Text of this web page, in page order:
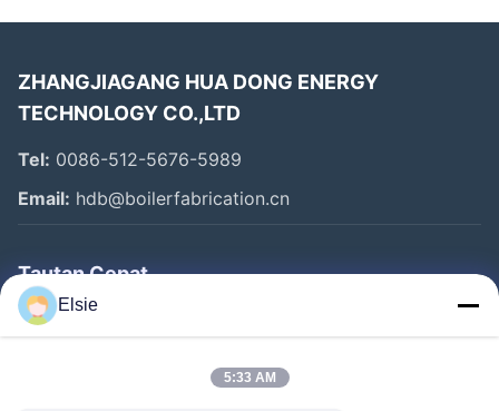
ZHANGJIAGANG HUA DONG ENERGY
TECHNOLOGY CO.,LTD
Tel: 0086-512-5676-5989
Email: hdb@boilerfabrication.cn
Tautan Cepat
Rumah
Elsie
5:33 AM